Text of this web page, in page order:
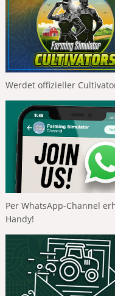
Werdet offizieller
Per WhatsApp-Channel
Handy!